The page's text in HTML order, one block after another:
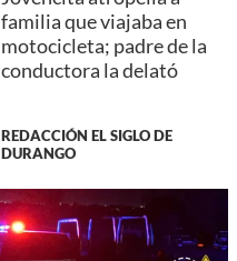
familia que viajaba en
motocicleta; padre de la
conductora la delató
REDACCIÓN EL SIGLO DE
DURANGO